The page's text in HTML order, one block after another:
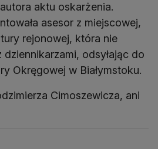
aktu oskarżenia.
asesor z miejscowej,
rejonowej, która nie
dziennikarzami, odsyłając do
Okręgowej w Białymstoku.
Cimoszewicza, ani